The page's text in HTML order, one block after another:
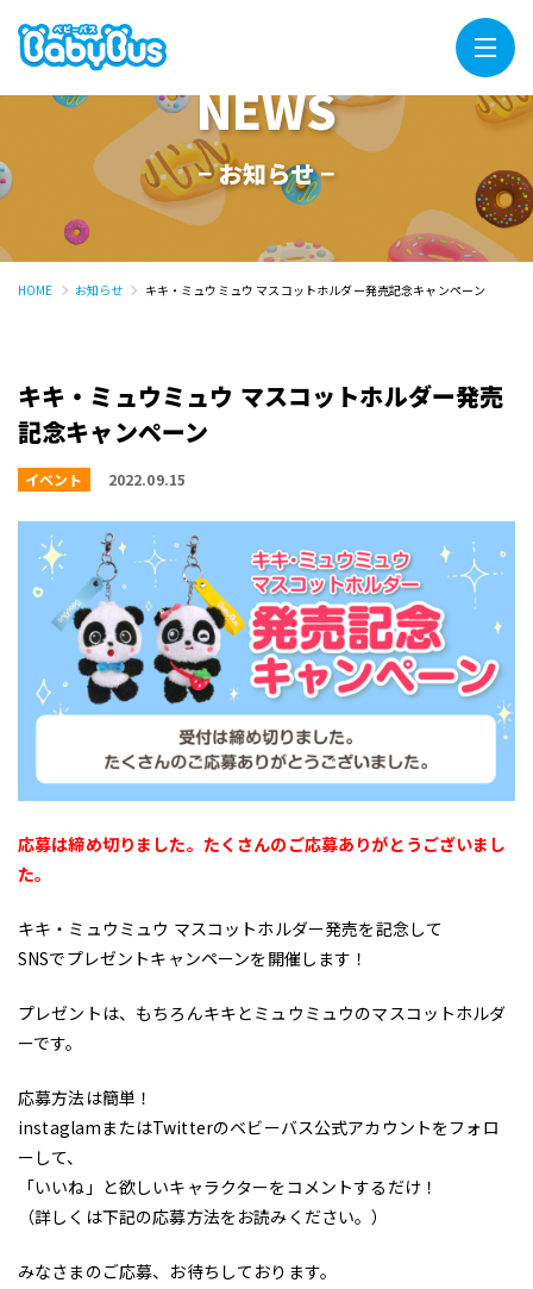
NEWS
− お知らせ −
HOME お知らせ キキ・ミュウミュウ マスコットホルダー発売記念キャンペーン
キキ・ミュウミュウ マスコットホルダー発売
記念キャンペーン
イベント 2022.09.15
応募は締め切りました。たくさんのご応募ありがとうございまし
た。
キキ・ミュウミュウ マスコットホルダー発売を記念して
SNSでプレゼントキャンペーンを開催します！
プレゼントは、もちろんキキとミュウミュウのマスコットホルダ
ーです。
応募方法は簡単！
instaglamまたはTwitterのベビーバス公式アカウントをフォロ
ーして、
「いいね」と欲しいキャラクターをコメントするだけ！
（詳しくは下記の応募方法をお読みください。）
みなさまのご応募、お待ちしております。